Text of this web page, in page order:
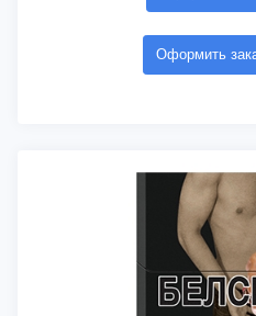
Оформить